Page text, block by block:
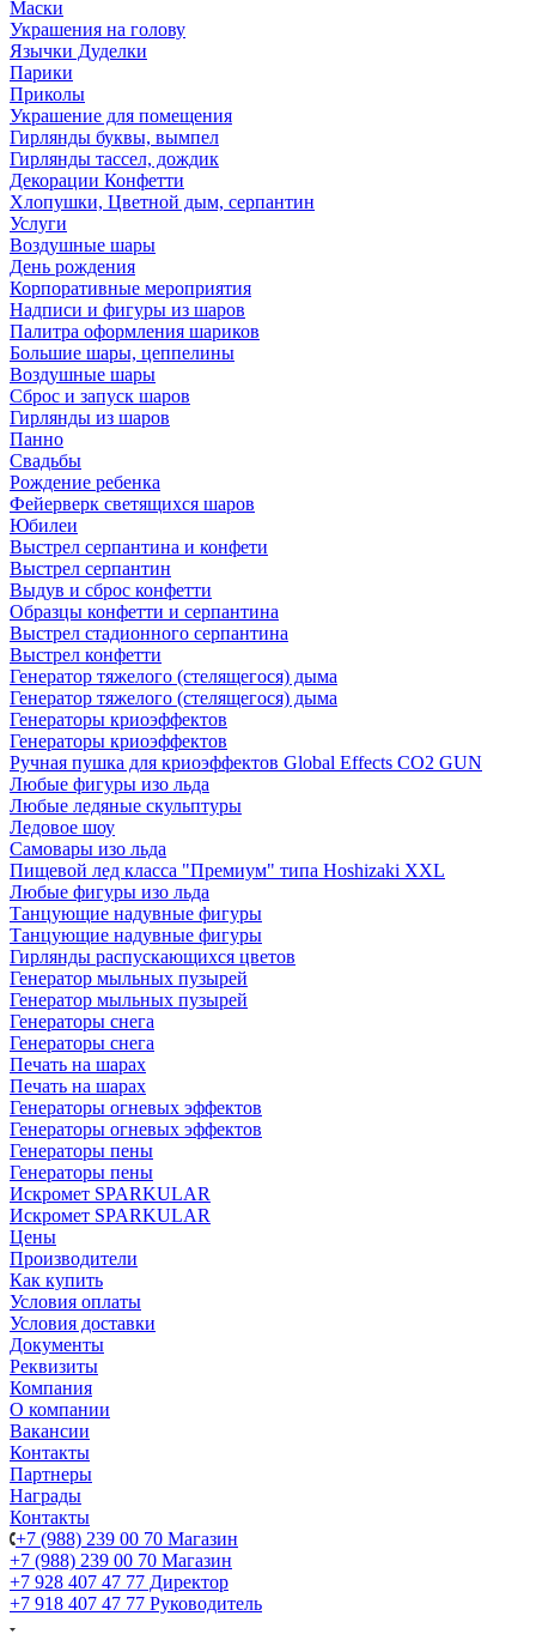
Маски
Украшения на голову
Язычки Дуделки
Парики
Приколы
Украшение для помещения
Гирлянды буквы, вымпел
Гирлянды тассел, дождик
Декорации Конфетти
Хлопушки, Цветной дым, серпантин
Услуги
Воздушные шары
День рождения
Корпоративные мероприятия
Надписи и фигуры из шаров
Палитра оформления шариков
Большие шары, цеппелины
Воздушные шары
Сброс и запуск шаров
Гирлянды из шаров
Панно
Свадьбы
Рождение ребенка
Фейерверк светящихся шаров
Юбилеи
Выстрел серпантина и конфети
Выстрел серпантин
Выдув и сброс конфетти
Образцы конфетти и серпантина
Выстрел стадионного серпантина
Выстрел конфетти
Генератор тяжелого (стелящегося) дыма
Генератор тяжелого (стелящегося) дыма
Генераторы криоэффектов
Генераторы криоэффектов
Ручная пушка для криоэффектов Global Effects CO2 GUN
Любые фигуры изо льда
Любые ледяные скульптуры
Ледовое шоу
Самовары изо льда
Пищевой лед класса "Премиум" типа Hoshizaki XXL
Любые фигуры изо льда
Танцующие надувные фигуры
Танцующие надувные фигуры
Гирлянды распускающихся цветов
Генератор мыльных пузырей
Генератор мыльных пузырей
Генераторы снега
Генераторы снега
Печать на шарах
Печать на шарах
Генераторы огневых эффектов
Генераторы огневых эффектов
Генераторы пены
Генераторы пены
Искромет SPARKULAR
Искромет SPARKULAR
Цены
Производители
Как купить
Условия оплаты
Условия доставки
Документы
Реквизиты
Компания
О компании
Вакансии
Контакты
Партнеры
Награды
Контакты
+7 (988) 239 00 70 Магазин
+7 (988) 239 00 70 Магазин
+7 928 407 47 77 Директор
+7 918 407 47 77 Руководитель